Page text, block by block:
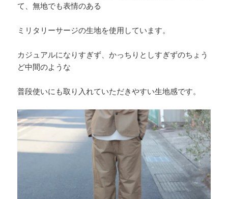
て、無地でも表情のある
ミリタリーサージの生地を使用しています。
カジュアルになりすぎず、かっちりとしすぎずのちょう
ど中間のような
普段使いにも取り入れていただきやすい生地感です。